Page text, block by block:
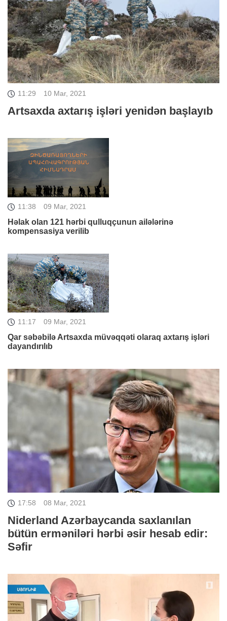
11:29 10 Mar, 2021
Artsaxda axtarış işləri yenidən başlayıb
11:38 09 Mar, 2021
Həlak olan 121 hərbi qulluqçunun ailələrinə
kompensasiya verilib
11:17 09 Mar, 2021
Qar səbəbilə Artsaxda müvəqqəti olaraq axtarış işləri
dayandırılıb
17:58 08 Mar, 2021
Niderland Azərbaycanda saxlanılan
bütün erməniləri hərbi əsir hesab edir:
Səfir